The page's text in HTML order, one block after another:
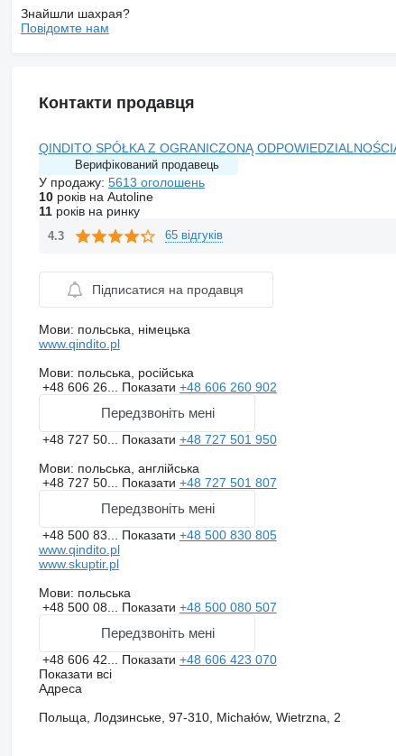
Знайшли шахрая?
Повідомте нам
Контакти продавця
QINDITO SPÓŁKA Z OGRANICZONĄ
Верифікований продавець
У продажу: 5613 оголошень
10років на Autoline
11років на ринку
4.3 65 відгуків
Підписатися на продавця
Мови: польська, німецька
www.qindito.pl
Мови: польська, російська
+48 606 26... Показати +48 606 260 902
Передзвоніть мені
+48 727 50... Показати +48 727 501 950
Мови: польська, англійська
+48 727 50... Показати +48 727 501 807
Передзвоніть мені
+48 500 83... Показати +48 500 830 805
www.qindito.pl
www.skuptir.pl
Мови: польська
+48 500 08... Показати +48 500 080 507
Передзвоніть мені
+48 606 42... Показати +48 606 423 070
Показати всі
Адреса
Польща, Лодзинське, 97-310, Michałów, Wietrzna, 2